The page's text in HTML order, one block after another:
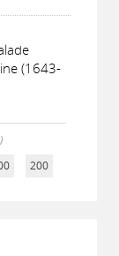
(1643-
200